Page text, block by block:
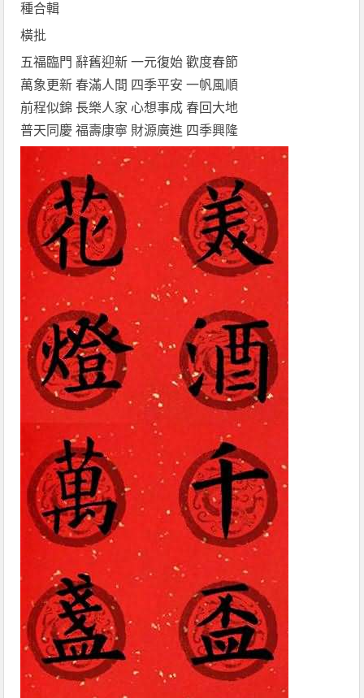
種合輯
橫批
五福臨門 辭舊迎新 一元復始 歡度春節
萬象更新 春滿人間 四季平安 一帆風順
前程似錦 長樂人家 心想事成 春回大地
普天同慶 福壽康寧 財源廣進 四季興隆